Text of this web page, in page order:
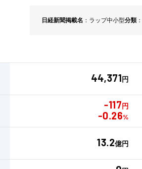
日経新聞掲載名 ラップ中小型分類
44,371円
-117円
-0.26%
13.2億円